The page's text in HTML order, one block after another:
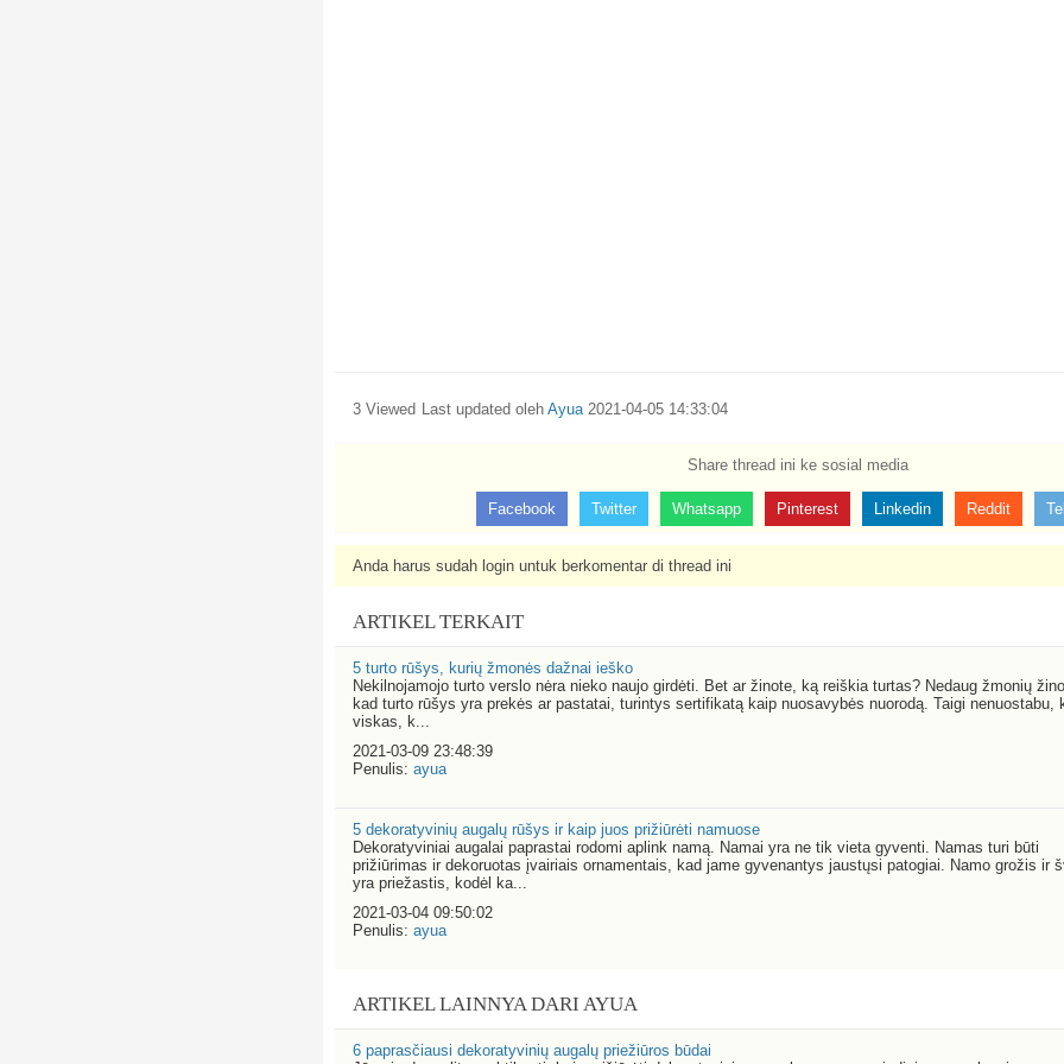
3 Viewed Last updated oleh Ayua 2021-04-05 14:33:04
Share thread ini ke sosial media
Facebook Twitter Whatsapp Pinterest Linkedin Reddit
Anda harus sudah login untuk berkomentar di thread ini
ARTIKEL TERKAIT
5 turto rūšys, kurių žmonės dažnai ieško
Nekilnojamojo turto verslo nėra nieko naujo girdėti. Bet ar žinote, ką reiškia turtas? Nedaug žmonių
kad turto rūšys yra prekės ar pastatai, turintys sertifikatą kaip nuosavybės nuorodą. Taigi nenuostabu,
viskas, k...
2021-03-09 23:48:39
Penulis: ayua
5 dekoratyvinių augalų rūšys ir kaip juos prižiūrėti namuose
Dekoratyviniai augalai paprastai rodomi aplink namą. Namai yra ne tik vieta gyventi. Namas turi būti
prižiūrimas ir dekoruotas įvairiais ornamentais, kad jame gyvenantys jaustųsi patogiai. Namo grožis ir
yra priežastis, kodėl ka...
2021-03-04 09:50:02
Penulis: ayua
ARTIKEL LAINNYA DARI AYUA
6 paprasčiausi dekoratyvinių augalų priežiūros būdai